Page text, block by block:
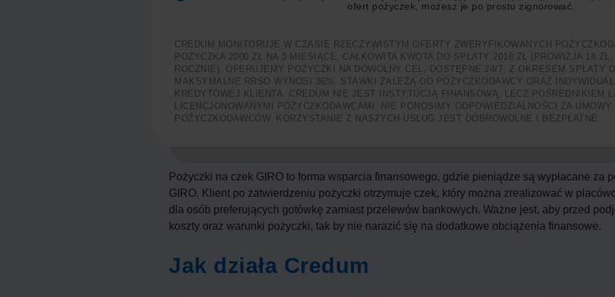
ofert pożyczek, możesz je po prostu zignorować.
CREDUM MONITORUJE W CZASIE RZECZYWISTYM OFERTY ZWERYFIKOWANYCH
POŻYCZKA 2000 ZŁ NA 3 MIESIĄCE, CAŁKOWITA KWOTA DO SPŁATY 2018 ZŁ (PROWIZJA 18
ROCZNIE). OFERUJEMY POŻYCZKI NA DOWOLNY CEL, DOSTĘPNE 24/7, Z OKRESEM SPŁATY
MAKSYMALNE RRSO WYNOSI 36%. STAWKI ZALEŻĄ OD POŻYCZKODAWCY ORAZ
KREDYTOWEJ KLIENTA. CREDUM NIE JEST INSTYTUCJĄ FINANSOWĄ, LECZ POŚREDNIKIEM
LICENCJONOWANYMI POŻYCZKODAWCAMI. NIE PONOSIMY ODPOWIEDZIALNOŚCI ZA
POŻYCZKODAWCÓW. KORZYSTANIE Z NASZYCH USŁUG JEST DOBROWOLNE I BEZPŁATNE.
Pożyczki na czek GIRO to forma wsparcia finansowego, gdzie pieniądze są wypłacane za
GIRO. Klient po zatwierdzeniu pożyczki otrzymuje czek, który można zrealizować w
dla osób preferujących gotówkę zamiast przelewów bankowych. Ważne jest, aby przed
koszty oraz warunki pożyczki, tak by nie narazić się na dodatkowe obciążenia finansowe.
Jak działa Credum